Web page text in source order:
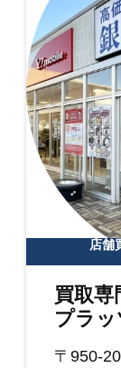
店舗
買取専
プラ
〒950-